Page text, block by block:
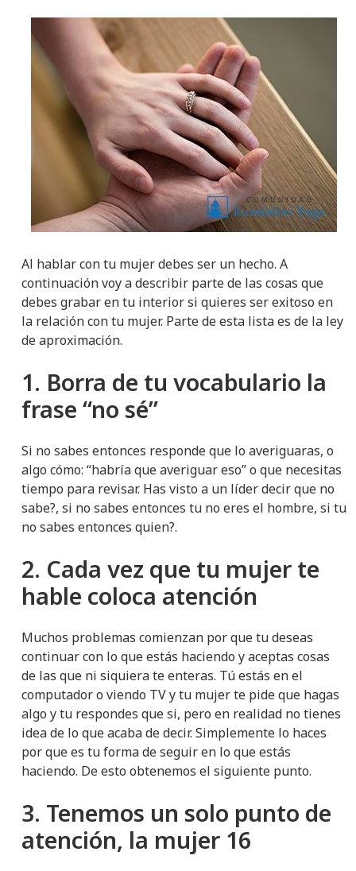
Al hablar con tu mujer debes ser un hecho. A
continuación voy a describir parte de las cosas que
debes grabar en tu interior si quieres ser exitoso en
la relación con tu mujer. Parte de esta lista es de la ley
de aproximación.
1. Borra de tu vocabulario la
frase “no sé”
Si no sabes entonces responde que lo averiguaras, o
algo cómo: “habría que averiguar eso” o que necesitas
tiempo para revisar. Has visto a un líder decir que no
sabe?, si no sabes entonces tu no eres el hombre, si tu
no sabes entonces quien?.
2. Cada vez que tu mujer te
hable coloca atención
Muchos problemas comienzan por que tu deseas
continuar con lo que estás haciendo y aceptas cosas
de las que ni siquiera te enteras. Tú estás en el
computador o viendo TV y tu mujer te pide que hagas
algo y tu respondes que si, pero en realidad no tienes
idea de lo que acaba de decir. Simplemente lo haces
por que es tu forma de seguir en lo que estás
haciendo. De esto obtenemos el siguiente punto.
3. Tenemos un solo punto de
atención, la mujer 16